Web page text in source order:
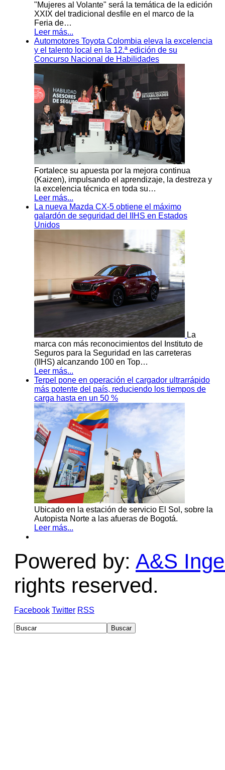
"Mujeres al Volante" será la temática de la edición
XXIX del tradicional desfile en el marco de la
Feria de…
Leer más...
Automotores Toyota Colombia eleva la excelencia
y el talento local en la 12.ª edición de su
Concurso Nacional de Habilidades
Fortalece su apuesta por la mejora continua
(Kaizen), impulsando el aprendizaje, la destreza y
la excelencia técnica en toda su…
Leer más...
La nueva Mazda CX-5 obtiene el máximo
galardón de seguridad del IIHS en Estados
Unidos
La
marca con más reconocimientos del Instituto de
Seguros para la Seguridad en las carreteras
(IIHS) alcanzando 100 en Top…
Leer más...
Terpel pone en operación el cargador ultrarrápido
más potente del país, reduciendo los tiempos de
carga hasta en un 50 %
Ubicado en la estación de servicio El Sol, sobre la
Autopista Norte a las afueras de Bogotá.
Leer más...
Powered by: A&S
rights reserved.
Facebook Twitter RSS